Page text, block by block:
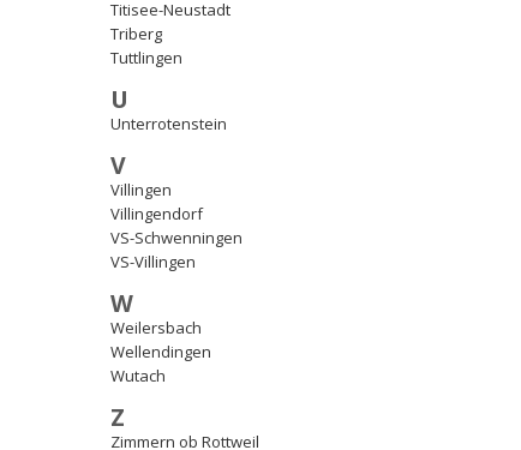
Titisee-Neustadt
Triberg
Tuttlingen
U
Unterrotenstein
V
Villingen
Villingendorf
VS-Schwenningen
VS-Villingen
W
Weilersbach
Wellendingen
Wutach
Z
Zimmern ob Rottweil